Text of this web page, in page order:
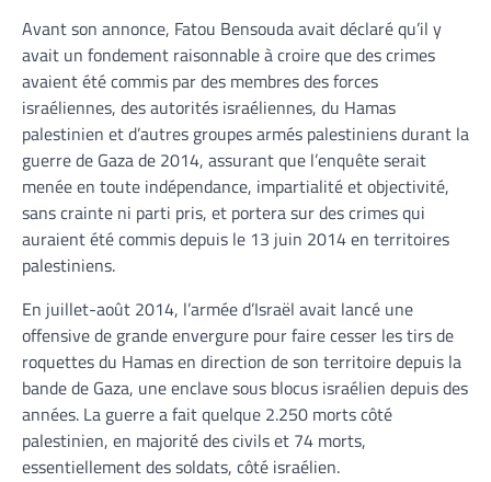
Avant son annonce, Fatou Bensouda avait déclaré qu’il y
avait un fondement raisonnable à croire que des crimes
avaient été commis par des membres des forces
israéliennes, des autorités israéliennes, du Hamas
palestinien et d’autres groupes armés palestiniens durant la
guerre de Gaza de 2014, assurant que l’enquête serait
menée en toute indépendance, impartialité et objectivité,
sans crainte ni parti pris, et portera sur des crimes qui
auraient été commis depuis le 13 juin 2014 en territoires
palestiniens.
En juillet-août 2014, l’armée d’Israël avait lancé une
offensive de grande envergure pour faire cesser les tirs de
roquettes du Hamas en direction de son territoire depuis la
bande de Gaza, une enclave sous blocus israélien depuis des
années. La guerre a fait quelque 2.250 morts côté
palestinien, en majorité des civils et 74 morts,
essentiellement des soldats, côté israélien.